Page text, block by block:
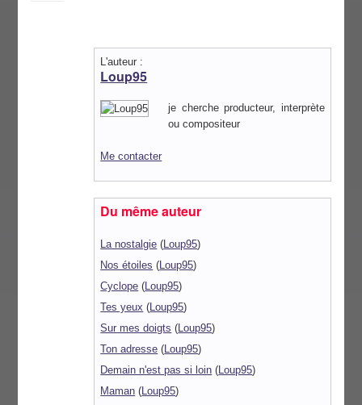
L'auteur :
Loup95
je cherche producteur, interprète
ou compositeur
Me contacter
Du même auteur
La nostalgie (Loup95)
Nos étoiles (Loup95)
Cyclope (Loup95)
Tes yeux (Loup95)
Sur mes doigts (Loup95)
Ton adresse (Loup95)
Demain n'est pas si loin (Loup95)
Maman (Loup95)